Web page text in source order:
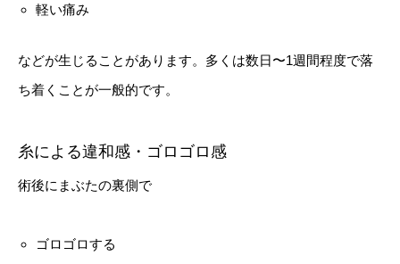
軽い痛み
などが生じることがあります。多くは数日〜1週間程度で落
ち着くことが一般的です。
糸による違和感・ゴロゴロ感
術後にまぶたの裏側で
ゴロゴロする